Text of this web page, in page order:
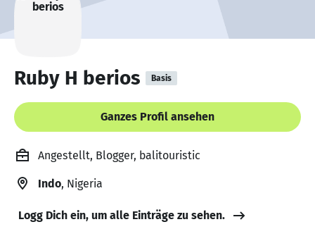
Ruby H berios Basis
Ganzes Profil ansehen
Angestellt, Blogger, balitouristic
Indo, Nigeria
Logg Dich ein, um alle Einträge zu sehen.